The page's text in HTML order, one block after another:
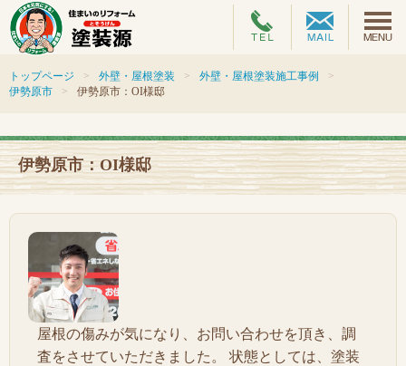
トップページ 外壁・屋根塗装
外壁・屋根塗装施工事例
伊勢原市
伊勢原市：OI様邸
伊勢原市：OI様邸
屋根の傷みが気になり、お問い合わせを頂き、調
査をさせていただきました。 状態としては、塗装